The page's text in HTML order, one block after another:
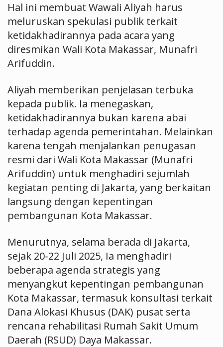
Hal ini membuat Wawali Aliyah harus
meluruskan spekulasi publik terkait
ketidakhadirannya pada acara yang
diresmikan Wali Kota Makassar, Munafri
Arifuddin.
Aliyah memberikan penjelasan terbuka
kepada publik. Ia menegaskan,
ketidakhadirannya bukan karena abai
terhadap agenda pemerintahan. Melainkan
karena tengah menjalankan penugasan
resmi dari Wali Kota Makassar (Munafri
Arifuddin) untuk menghadiri sejumlah
kegiatan penting di Jakarta, yang berkaitan
langsung dengan kepentingan
pembangunan Kota Makassar.
Menurutnya, selama berada di Jakarta,
sejak 20-22 Juli 2025, Ia menghadiri
beberapa agenda strategis yang
menyangkut kepentingan pembangunan
Kota Makassar, termasuk konsultasi terkait
Dana Alokasi Khusus (DAK) pusat serta
rencana rehabilitasi Rumah Sakit Umum
Daerah (RSUD) Daya Makassar.